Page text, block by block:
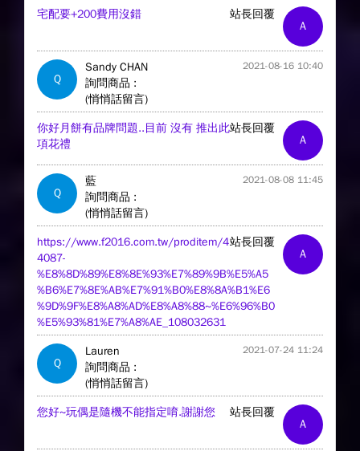
A
站長回覆
宅配要+200費用沒錯
Q
Sandy CHAN 2021-08-16 10:40
詢問商品 :
(悄悄話留言)
A
站長回覆
你好月餅有品牌問題..目前 沒有 推出此
項花禮
Q
藍 2021-08-08 11:45
詢問商品 :
(悄悄話留言)
A
站長回覆
https://www.f2016.com.tw/proditem/4
4087-
%E8%8D%89%E8%8E%93%E7%89%9B%E5%A5
%B6%E7%8E%AB%E7%91%B0%E8%8A%B1%E6
%9D%9F%E8%A8%AD%E8%A8%88~%E6%96%B0
%E5%93%81%E7%A8%AE_108032631
Q
Lauren 2021-07-24 11:24
詢問商品 :
(悄悄話留言)
A
站長回覆
您好~玩偶是隨機不能指定唷.謝謝您